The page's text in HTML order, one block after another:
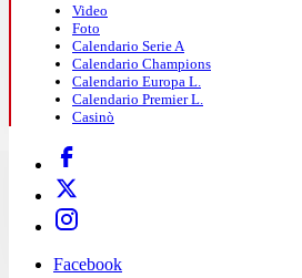
Video
Foto
Calendario Serie A
Calendario Champions
Calendario Europa L.
Calendario Premier L.
Casinò
Facebook